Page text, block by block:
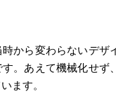
から変わらないデザ
。あえて機械化せず
ます。